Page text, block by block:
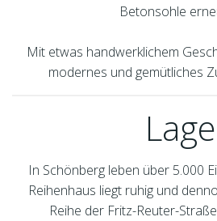
Betonsohle
Mit etwas handwerklichem
modernes und gemütliches
Lage
In Schönberg leben über 5.000
Reihenhaus liegt ruhig und
Reihe der Fritz-Reuter-